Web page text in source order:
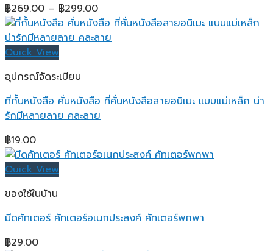
฿269.00 – ฿299.00Price
range:
฿269.00
Quick View
อุปกรณ์จัดระเบียบ
ที่กั้นหนังสือ คั่นหนังสือ ที่คั่นหนังสือลายอนิเมะ แบบแม่เหล็ก น่า
รักมีหลายลาย คละลาย
฿19.00
Quick View
ของใช้ในบ้าน
มีดคัทเตอร์ คัทเตอร์อเนกประสงค์ คัทเตอร์พกพา
฿29.00